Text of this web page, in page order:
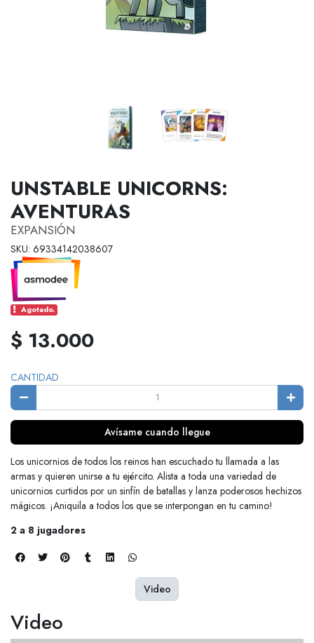
UNSTABLE UNICORNS:
AVENTURAS
EXPANSIÓN
SKU: 69334142038607
Agotado.
$ 13.000
CANTIDAD
Avísame cuando llegue
Los unicornios de todos los reinos han escuchado tu llamada a las
armas y quieren unirse a tu ejército. Alista a toda una variedad de
unicornios curtidos por un sinfín de batallas y lanza poderosos hechizos
mágicos. ¡Aniquila a todos los que se interpongan en tu camino!
2 a 8 jugadores
Video
Video